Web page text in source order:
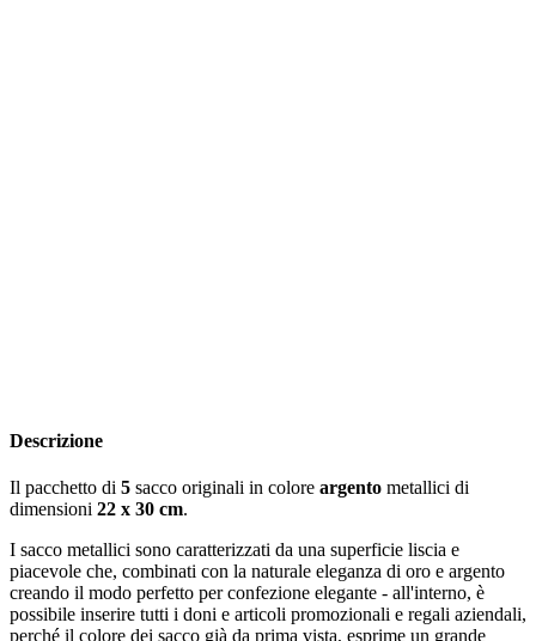
Descrizione
Il pacchetto di 5 sacco originali in colore argento metallici di
dimensioni 22 x 30 cm.
I sacco metallici sono caratterizzati da una superficie liscia e
piacevole che, combinati con la naturale eleganza di oro e argento
creando il modo perfetto per confezione elegante - all'interno, è
possibile inserire tutti i doni e articoli promozionali e regali aziendali,
perché il colore dei sacco già da prima vista, esprime un grande